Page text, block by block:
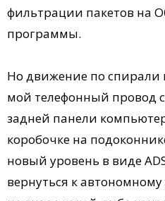
фильтрации пакетов на
программы.
Но движение по спирали
мой телефонный провод
задней панели
коробочке на
новый уровень в виде
вернуться к